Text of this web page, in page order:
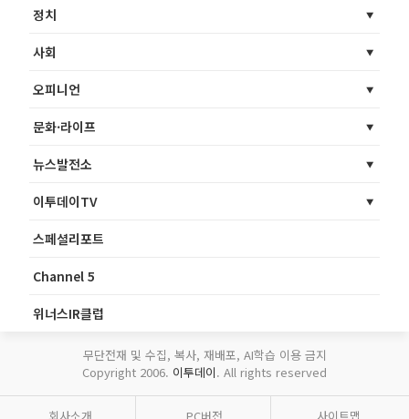
정치
사회
오피니언
문화·라이프
뉴스발전소
이투데이TV
스페셜리포트
Channel 5
위너스IR클럽
무단전재 및 수집, 복사, 재배포, AI학습 이용 금지
Copyright 2006. 이투데이. All rights reserved